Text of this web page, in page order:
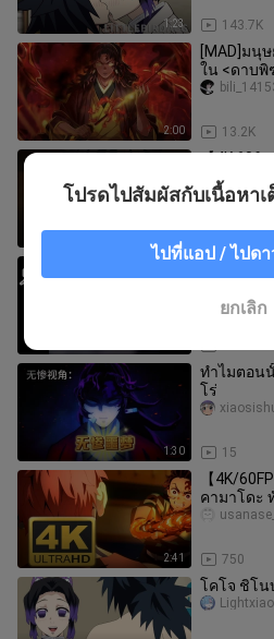
1:23 143.7K
2:00
[MAD]มนุ
ใน <ดาบพิ
13.2K
【4K
เกะ (ตอนบ
dicnn588
การบอกล
1:30
ทำไมตอน
โร่
15
2:41
【4K/
คามาโดะ
750
โคโจ ชิโน
โปรดไปสัมผัสกับเนื้อหา
ไปที่แอป / ไปด
ยกเลิก